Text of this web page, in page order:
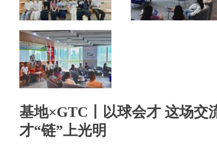
基地×GTC丨以球会才 这场交
才“链”上光明